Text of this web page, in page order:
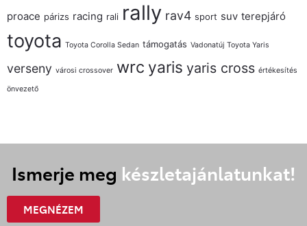
proace párizs racing rali rally rav4 sport suv terepjáró
toyota Toyota Corolla Sedan támogatás Vadonatúj Toyota Yaris
verseny városi crossover wrc yaris yaris cross értékesítés
önvezető
Ismerje meg készletajánlatunkat!
MEGNÉZEM